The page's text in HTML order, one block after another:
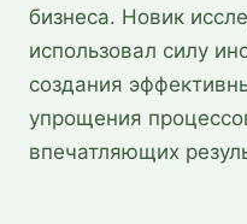
бизнеса. Новик
использовал силу
создания
упрощения
впечатляющих